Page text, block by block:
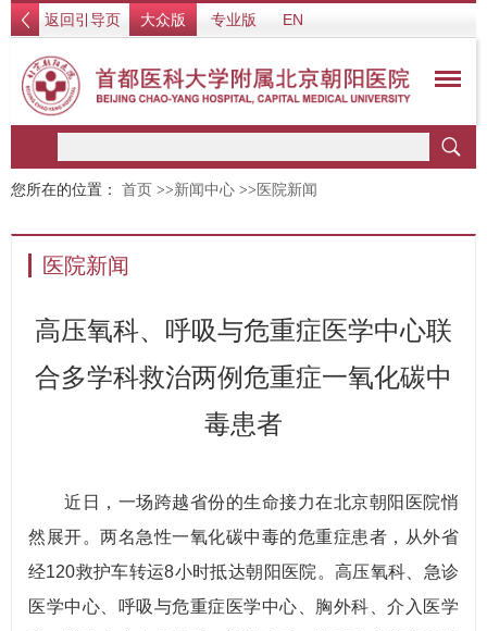
返回引导页 大众版 专业版 EN
您所在的位置： 首页 >>新闻中心 >> 医院新闻
医院新闻
高压氧科、呼吸与危重症医学中心联
合多学科救治两例危重症一氧化碳中
毒患者
近日，一场跨越省份的生命接力在北京朝阳医院悄
然展开。两名急性一氧化碳中毒的危重症患者，从外省
经120救护车转运8小时抵达朝阳医院。高压氧科、急诊
医学中心、呼吸与危重症医学中心、胸外科、介入医学